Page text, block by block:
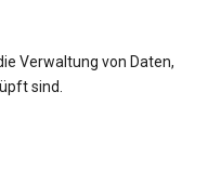
Verwaltung von Daten,
sind.